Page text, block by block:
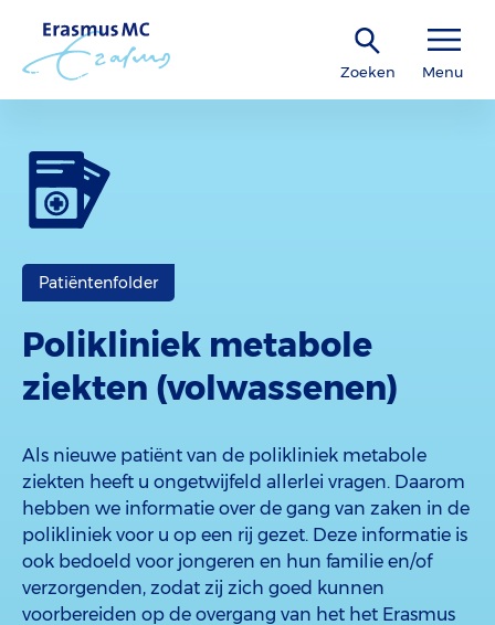
Zoeken Menu
Patiëntenfolder
Polikliniek metabole
ziekten (volwassenen)
Als nieuwe patiënt van de polikliniek metabole
ziekten heeft u ongetwijfeld allerlei vragen. Daarom
hebben we informatie over de gang van zaken in de
polikliniek voor u op een rij gezet. Deze informatie is
ook bedoeld voor jongeren en hun familie en/of
verzorgenden, zodat zij zich goed kunnen
voorbereiden op de overgang van het het Erasmus